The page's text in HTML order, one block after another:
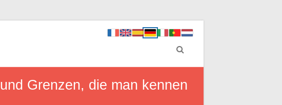
Grenzen, die man kennen